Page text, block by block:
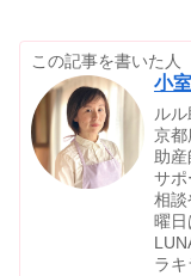
この記事を書いた人
小
ル
京都
助産
サポ
相談
曜日
ラ